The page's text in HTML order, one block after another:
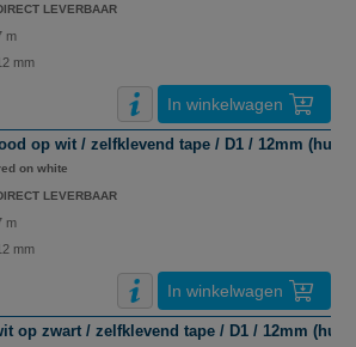
LEVERBAAR
m
mm
In winkelwagen
op wit / zelfklevend tape / D1 / 12mm
on white
LEVERBAAR
m
mm
In winkelwagen
op zwart / zelfklevend tape / D1 / 12mm